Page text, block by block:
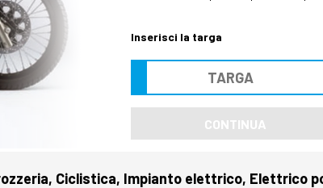
Inserisci la targa
CONTINUA
Ciclistica, Impianto elettrico, Elettrico